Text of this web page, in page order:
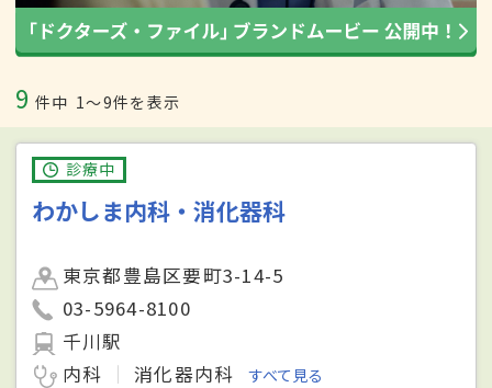
9 件中 1〜9件を表示
診療中
わかしま内科・消化器科
東京都豊島区要町3-14-5
03-5964-8100
千川駅
内科
消化器内科 すべて見る